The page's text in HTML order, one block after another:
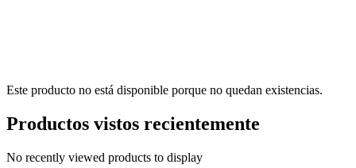
Este producto no está disponible porque no quedan existencias.
Productos vistos recientemente
No recently viewed products to display